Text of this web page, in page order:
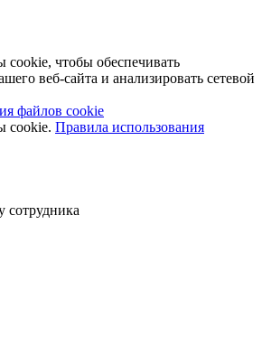
чтобы обеспечивать
веб-сайта и анализировать сетевой
файлов cookie
cookie. Правила использования
сотрудника